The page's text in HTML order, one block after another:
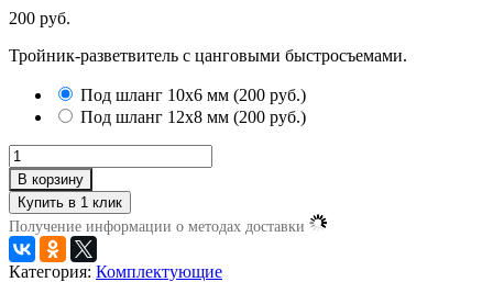
200 руб.
Тройник-разветвитель с цанговыми быстросъемами.
Под шланг 10х6 мм (200 руб.)
Под шланг 12х8 мм (200 руб.)
В корзину
Получение информации о методах доставки
Категория: Комплектующие